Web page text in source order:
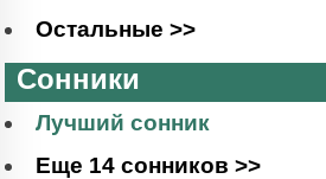
Остальные >>
Сонники
Лучший сонник
Еще 14 сонников >>